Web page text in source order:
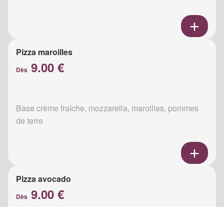
Pizza maroilles
Dès 9.00 €
Base crème fraîche, mozzarella, maroilles, pommes
de terre
Pizza avocado
Dès 9.00 €